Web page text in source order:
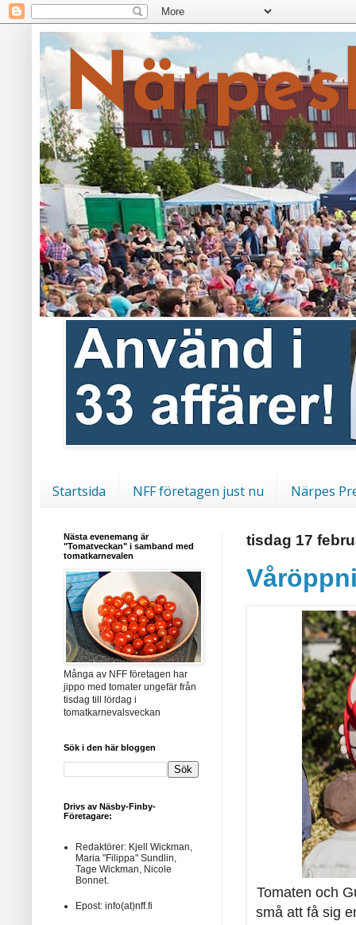
Startsida NFF företagen just nu Närpes
tisdag 17
Tomaten och
små att få sig
Nästa evenemang är
"Tomatveckan" i samband med
tomatkarnevalen
Många av NFF företagen har
jippo med tomater ungefär från
tisdag till lördag i
tomatkarnevalsveckan
Sök i den här bloggen
Drivs av Näsby-Finby-
Företagare:
Redaktörer: Kjell Wickman,
Maria "Filippa" Sundlin,
Tage Wickman, Nicole
Bonnet.
Epost: info(at)nff.fi